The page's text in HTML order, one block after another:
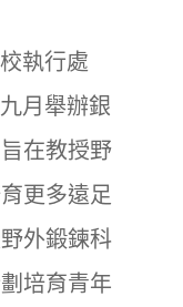
執行處
月舉辦銀
在教授野
更多遠足
外鍛鍊科
培育青年